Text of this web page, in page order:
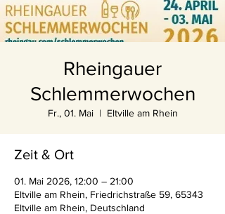
Rheingauer
Schlemmerwochen
Fr., 01. Mai
  |
Eltville am Rhein
Zeit & Ort
01. Mai 2026, 12:00 – 21:00
Eltville am Rhein, Friedrichstraße 59, 65343
Eltville am Rhein, Deutschland